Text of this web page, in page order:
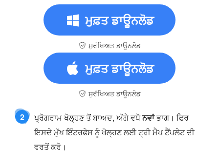
ਮੁਫ਼ਤ ਡਾਊਨਲੋਡ
ਸੁਰੱਖਿਅਤ ਡਾਊਨਲੋਡ
ਮੁਫ਼ਤ ਡਾਊਨਲੋਡ
ਸੁਰੱਖਿਅਤ ਡਾਊਨਲੋਡ
2 ਪ੍ਰੋਗਰਾਮ ਖੋਲ੍ਹਣ ਤੋਂ ਬਾਅਦ, ਅੱਗੇ ਵਧੋਨਵਾਂਭਾਗ। ਫਿਰ
ਇਸਦੇ ਮੁੱਖ ਇੰਟਰਫੇਸ ਨੂੰ ਖੋਲ੍ਹਣ ਲਈ ਟ੍ਰੀ ਮੈਪ ਟੈਂਪਲੇਟ ਦੀ
ਵਰਤੋਂ ਕਰੋ।